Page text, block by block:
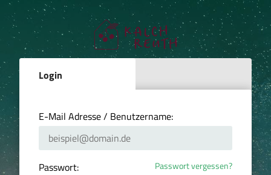
Login
E-Mail Adresse / Benutzername:
Passwort: Passwort vergessen?